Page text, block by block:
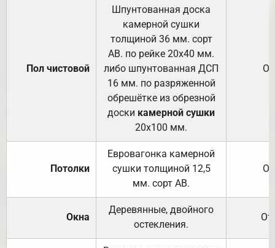
Пол чистовой
Шпунтованная доска
камерной сушки
толщиной 36 мм. сорт
АВ. по рейке 20х40 мм.
либо шпунтованная ДСП
16 мм. по разряженной
обрешётке из обрезной
доски камерной сушки
20х100 мм.
Потолки
Евровагонка камерной
сушки толщиной 12,5
мм. сорт АВ.
Окна
Деревянные, двойного
остекления.